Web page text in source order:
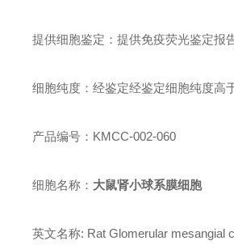
提供细胞鉴定：提供免疫荧光鉴定报
细胞纯度：经鉴定经鉴定细胞纯度高
产品编号：KMCC-002-060
细胞名称： 大鼠肾小球系膜细胞
英文名称: Rat Glomerular mesangial